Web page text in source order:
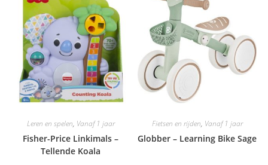
Leren en spelen, Vanaf 1 jaar
Fisher-Price Linkimals –
Tellende Koala
Fietsen en rijden, Vanaf 1 jaar
Globber – Learning Bike Sage